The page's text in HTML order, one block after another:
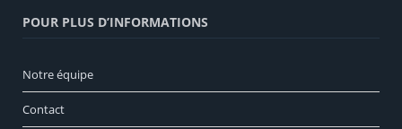
POUR PLUS D’INFORMATIONS
Notre équipe
Contact